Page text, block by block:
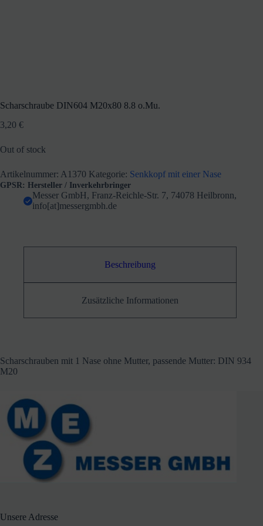
Scharschraube DIN604 M20x80 8.8 o.Mu.
3,20 €
Out of stock
Artikelnummer: A1370 Kategorie: Senkkopf mit einer Nase
GPSR: Hersteller / Inverkehrbringer
Messer GmbH, Franz-Reichle-Str. 7, 74078 Heilbronn,
info[at]messergmbh.de
Beschreibung
Zusätzliche Informationen
Scharschrauben mit 1 Nase ohne Mutter, passende Mutter: DIN 934
M20
Unsere Adresse